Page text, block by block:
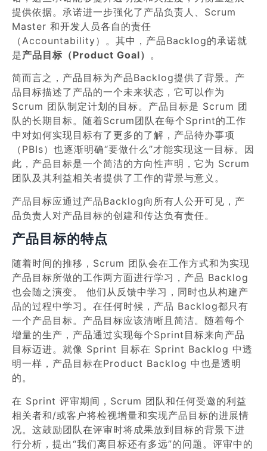
提供依据。承诺进一步强化了产品负责人、Scrum
Master 和开发人员各自的责任
（Accountability）。其中，产品Backlog的承诺就
是产品目标（Product Goal） 。
简而言之，产品目标为产品Backlog提供了背景。产
品目标描述了产品的一个未来状态，它可以作为
Scrum 团队制定计划的目标。产品目标是 Scrum 团
队的长期目标。随着Scrum团队在每个Sprint的工作
中对如何实现目标有了更多的了解，产品待办事项
（PBIs）也逐渐明确“要做什么”才能实现这一目标。因
此，产品目标是一个简洁的方向性声明，它为 Scrum
团队及其利益相关者提供了工作的背景与意义。
产品目标应通过产品Backlog向所有人公开可见，产
品负责人对产品目标的创建和传达负有责任。
产品目标的特点
随着时间的推移，Scrum 团队会在工作方式和为实现
产品目标所做的工作两方面进行学习，产品 Backlog
也会随之演变。 他们从反馈中学习，同时也从构建产
品的过程中学习。在任何时候，产品 Backlog都只有
一个产品目标。产品目标应该清晰且简洁。随着每个
增量的生产，产品通过实现每个Sprint目标来向产品
目标迈进。就像 Sprint 目标在 Sprint Backlog 中透
明一样，产品目标在Product Backlog 中也是透明
的。
在 Sprint 评审期间，Scrum 团队和任何受邀的利益
相关者和/或客户将检视增量和实现产品目标的进展情
况。这鼓励团队在评审时将成果放到目标的背景下进
行分析，提出“我们离目标还有多远”的问题。评审中的